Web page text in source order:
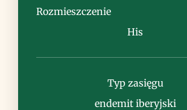
Kantabryjskich i gór w
Leon
Rozmieszczenie
His
Typ zasięgu
endemit iberyjski